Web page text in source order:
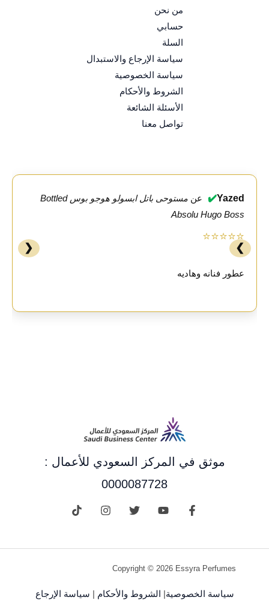
من نحن
حسابي
السلة
سياسة الإرجاع والاستبدال
سياسة الخصوصية
الشروط والأحكام
الأسئلة الشائعة
تواصل معنا
Yazed
✔️ عن
مستوحى باتل ابسولو هوجو بوس Bottled
Absolu Hugo Boss
⭐⭐⭐⭐⭐
عطور فنانه وهاديه
❮ ❯
موثق في المركز السعودي للأعمال :
0000087728
Copyright © 2026 Essyra Perfumes
سياسة الخصوصية الشروط والأحكام سياسة الإرجاع